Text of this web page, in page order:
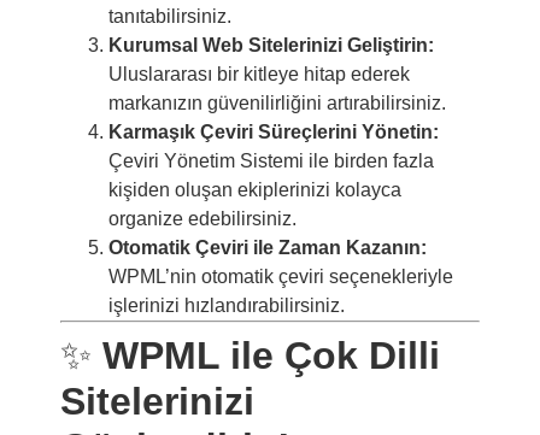
tanıtabilirsiniz.
Kurumsal Web Sitelerinizi Geliştirin:
Uluslararası bir kitleye hitap ederek
markanızın güvenilirliğini artırabilirsiniz.
Karmaşık Çeviri Süreçlerini Yönetin:
Çeviri Yönetim Sistemi ile birden fazla
kişiden oluşan ekiplerinizi kolayca
organize edebilirsiniz.
Otomatik Çeviri ile Zaman Kazanın:
WPML’nin otomatik çeviri seçenekleriyle
işlerinizi hızlandırabilirsiniz.
✨ WPML ile Çok Dilli
Sitelerinizi